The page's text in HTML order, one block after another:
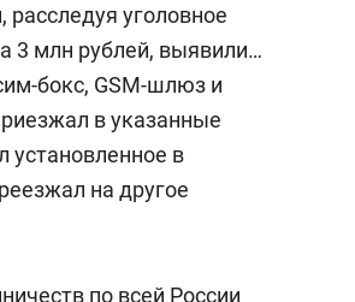
через инвестиционные
мошеннических
мобильных
номера телефона
компаний по
расследуя уголовное
3 млн рублей, выявили…
бокс, GSM-шлюз и
в указанные
установленное в
на другое
по всей России